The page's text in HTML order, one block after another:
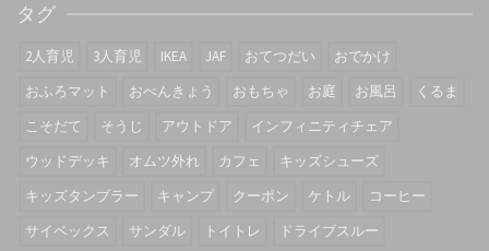
タグ
2人育児 3人育児 IKEA JAF おてつだい
おでかけ
おふろマット
おべんきょう おもちゃ お庭 お風呂
くるま
こそだて
そうじ アウトドア
インフィニティチェア
ウッドデッキ
オムツ外れ カフェ
キッズシューズ
キッズタンブラー
キャンプ クーポン ケトル
コーヒー
サイベックス
サンダル トイトレ
ドライブスルー